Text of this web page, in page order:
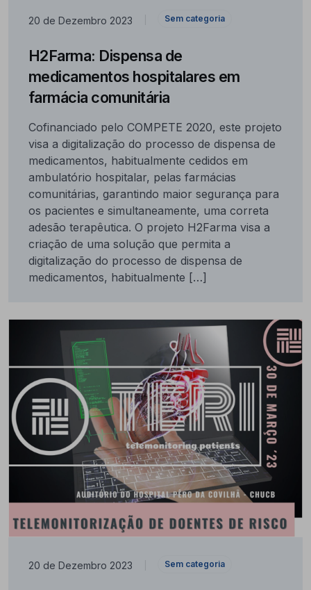
20 de Dezembro 2023 Sem categoria
H2Farma: Dispensa de
medicamentos hospitalares em
farmácia comunitária
Cofinanciado pelo COMPETE 2020, este projeto
visa a digitalização do processo de dispensa de
medicamentos, habitualmente cedidos em
ambulatório hospitalar, pelas farmácias
comunitárias, garantindo maior segurança para
os pacientes e simultaneamente, uma correta
adesão terapêutica. O projeto H2Farma visa a
criação de uma solução que permita a
digitalização do processo de dispensa de
medicamentos, habitualmente […]
20 de Dezembro 2023 Sem categoria